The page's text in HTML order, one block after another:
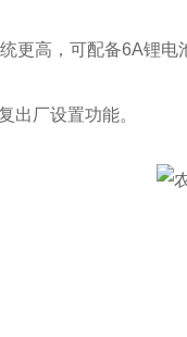
高，可配备6A锂电
厂设置功能。